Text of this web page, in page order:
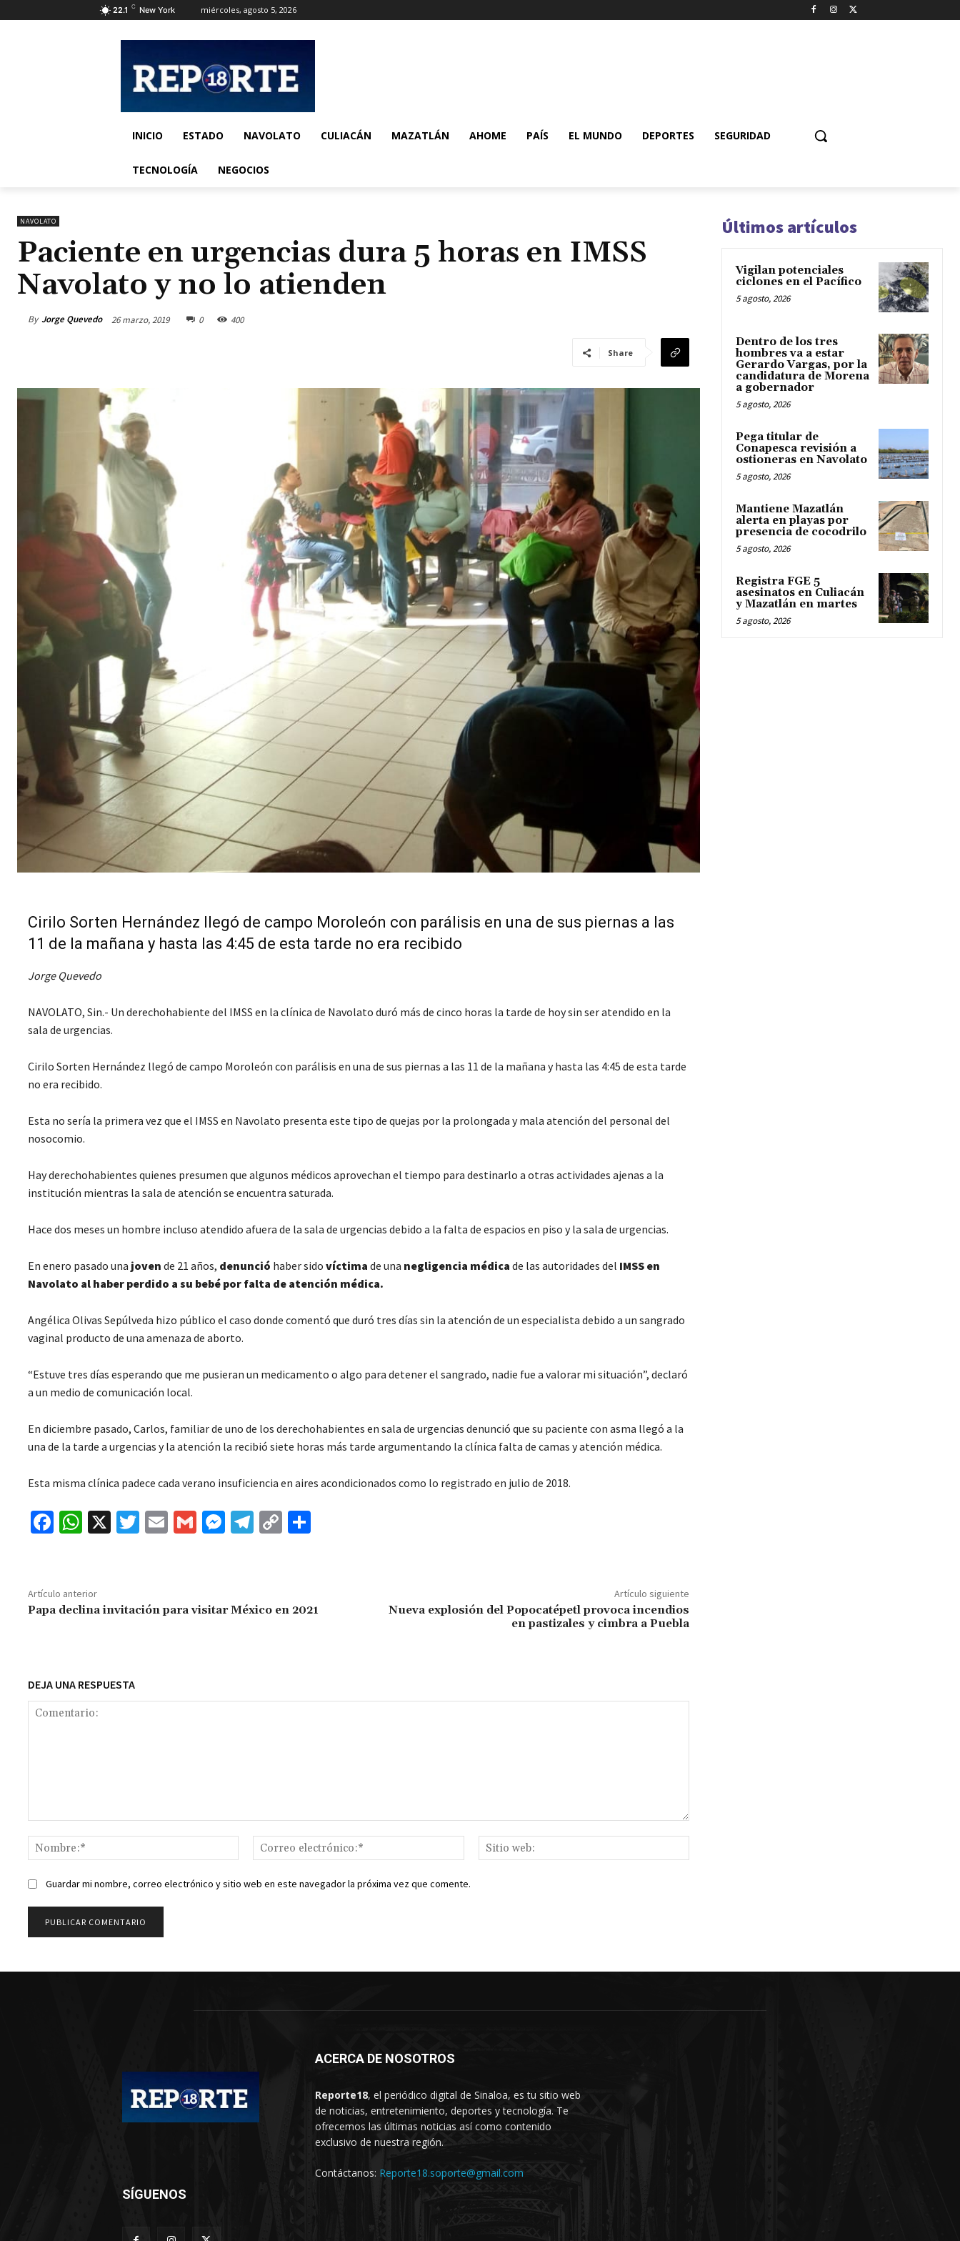
22.1 C New York miércoles, agosto 5, 2026
INICIO ESTADO NAVOLATO CULIACÁN MAZATLÁN AHOME PAÍS EL MUNDO DEPORTES SEGURIDAD
TECNOLOGÍA NEGOCIOS
NAVOLATO
Paciente en urgencias dura 5 horas en IMSS
Navolato y no lo atienden
By Jorge Quevedo 26 marzo, 2019 0 400
Share
Cirilo Sorten Hernández llegó de campo Moroleón con parálisis en una de sus piernas a las
11 de la mañana y hasta las 4:45 de esta tarde no era recibido
Jorge Quevedo
NAVOLATO, Sin.- Un derechohabiente del IMSS en la clínica de Navolato duró más de cinco horas la tarde de hoy sin ser atendido en la
sala de urgencias.
Cirilo Sorten Hernández llegó de campo Moroleón con parálisis en una de sus piernas a las 11 de la mañana y hasta las 4:45 de esta tarde
no era recibido.
Esta no sería la primera vez que el IMSS en Navolato presenta este tipo de quejas por la prolongada y mala atención del personal del
nosocomio.
Hay derechohabientes quienes presumen que algunos médicos aprovechan el tiempo para destinarlo a otras actividades ajenas a la
institución mientras la sala de atención se encuentra saturada.
Hace dos meses un hombre incluso atendido afuera de la sala de urgencias debido a la falta de espacios en piso y la sala de urgencias.
En enero pasado una joven de 21 años, denunció haber sido víctima de una negligencia médica de las autoridades del IMSS en
Navolato al haber perdido a su bebé por falta de atención médica.
Angélica Olivas Sepúlveda hizo público el caso donde comentó que duró tres días sin la atención de un especialista debido a un sangrado
vaginal producto de una amenaza de aborto.
“Estuve tres días esperando que me pusieran un medicamento o algo para detener el sangrado, nadie fue a valorar mi situación”, declaró
a un medio de comunicación local.
En diciembre pasado, Carlos, familiar de uno de los derechohabientes en sala de urgencias denunció que su paciente con asma llegó a la
una de la tarde a urgencias y la atención la recibió siete horas más tarde argumentando la clínica falta de camas y atención médica.
Esta misma clínica padece cada verano insuficiencia en aires acondicionados como lo registrado en julio de 2018.
Fa
o
o
W
sA
p
X
T
E
G
M
ge
Te
m
C
Li ar
Artículo anterior
Papa declina invitación para visitar México en 2021
Artículo siguiente
Nueva explosión del Popocatépetl provoca incendios
en pastizales y cimbra a Puebla
DEJA UNA RESPUESTA
Nombre:*
Correo
electrónico:*
web:
Guardar mi nombre, correo electrónico y sitio web en este navegador la próxima vez que comente.
Últimos artículos
Vigilan potenciales
ciclones en el Pacífico
5 agosto, 2026
Dentro de los tres
hombres va a estar
Gerardo Vargas, por la
candidatura de Morena
a gobernador
5 agosto, 2026
Pega titular de
Conapesca revisión a
ostioneras en Navolato
5 agosto, 2026
Mantiene Mazatlán
alerta en playas por
presencia de cocodrilo
5 agosto, 2026
Registra FGE 5
asesinatos en Culiacán
y Mazatlán en martes
5 agosto, 2026
ACERCA DE NOSOTROS
Reporte18, el periódico digital de Sinaloa, es tu sitio web
de noticias, entretenimiento, deportes y tecnología. Te
ofrecemos las últimas noticias así como contenido
exclusivo de nuestra región.
Contáctanos: Reporte18.soporte@gmail.com
SÍGUENOS